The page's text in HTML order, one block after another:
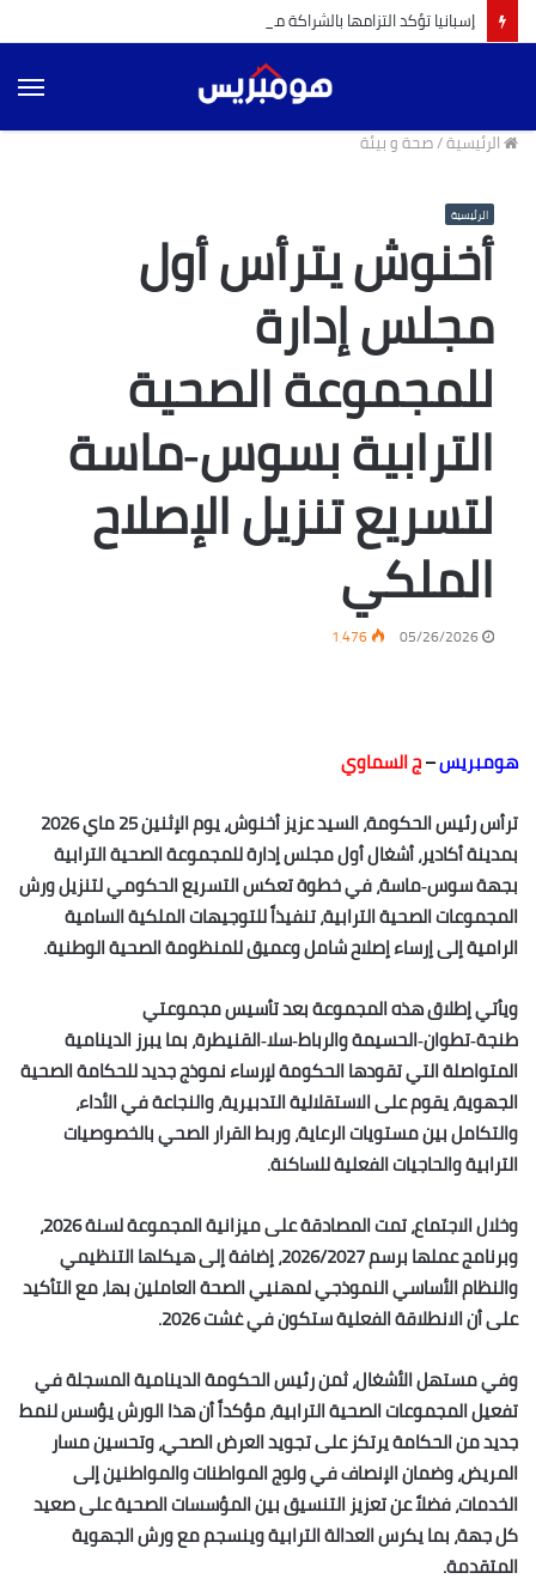
الرئيسية/صحة و بيئة
الرئيسية
أخنوش يترأس أول
مجلس إدارة
للمجموعة الصحية
الترابية بسوس‑ماسة
لتسريع تنزيل الإصلاح
الملكي
05/26/2026 1٬476
هومبريس–ج السماوي
ترأس رئيس الحكومة، السيد عزيز أخنوش، يوم الإثنين 25 ماي 2026
بمدينة أكادير، أشغال أول مجلس إدارة للمجموعة الصحية الترابية
بجهة سوس‑ماسة، في خطوة تعكس التسريع الحكومي لتنزيل ورش
المجموعات الصحية الترابية، تنفيذاً للتوجيهات الملكية السامية
الرامية إلى إرساء إصلاح شامل وعميق للمنظومة الصحية الوطنية.
ويأتي إطلاق هذه المجموعة بعد تأسيس مجموعتي
طنجة‑تطوان‑الحسيمة والرباط‑سلا‑القنيطرة، بما يبرز الدينامية
المتواصلة التي تقودها الحكومة لإرساء نموذج جديد للحكامة الصحية
الجهوية، يقوم على الاستقلالية التدبيرية، والنجاعة في الأداء،
والتكامل بين مستويات الرعاية، وربط القرار الصحي بالخصوصيات
الترابية والحاجيات الفعلية للساكنة.
وخلال الاجتماع، تمت المصادقة على ميزانية المجموعة لسنة 2026،
وبرنامج عملها برسم 2026/2027، إضافة إلى هيكلها التنظيمي
والنظام الأساسي النموذجي لمهنيي الصحة العاملين بها، مع التأكيد
على أن الانطلاقة الفعلية ستكون في غشت 2026.
وفي مستهل الأشغال، ثمن رئيس الحكومة الدينامية المسجلة في
تفعيل المجموعات الصحية الترابية، مؤكداً أن هذا الورش يؤسس لنمط
جديد من الحكامة يرتكز على تجويد العرض الصحي، وتحسين مسار
المريض، وضمان الإنصاف في ولوج المواطنات والمواطنين إلى
الخدمات، فضلاً عن تعزيز التنسيق بين المؤسسات الصحية على صعيد
كل جهة، بما يكرس العدالة الترابية وينسجم مع ورش الجهوية
المتقدمة.